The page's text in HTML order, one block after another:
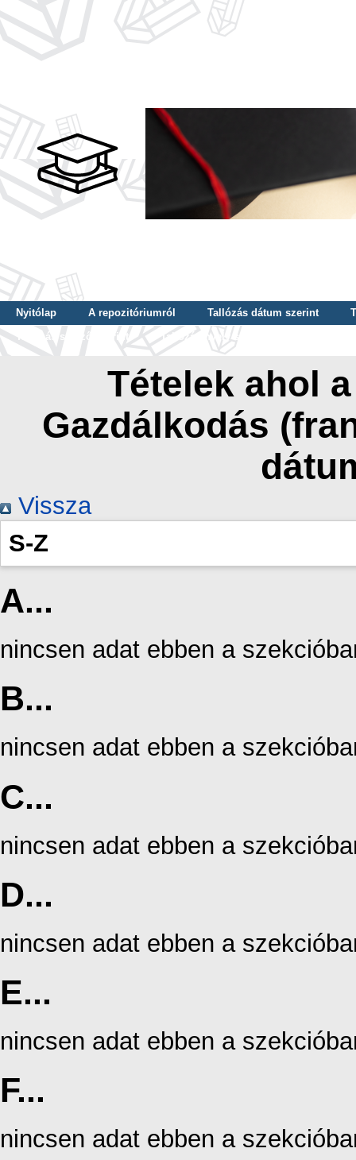
Nyitólap A repozitóriumról Tallózás dátum szerint
Tallózás szerző szerint
Tallózás nyelv szerint
Tételek ahol
Gazdálkodás
Vissza
S-Z
A...
nincsen adat ebben a
B...
nincsen adat ebben a
C...
nincsen adat ebben a
D...
nincsen adat ebben a
E...
nincsen adat ebben a
F...
nincsen adat ebben a